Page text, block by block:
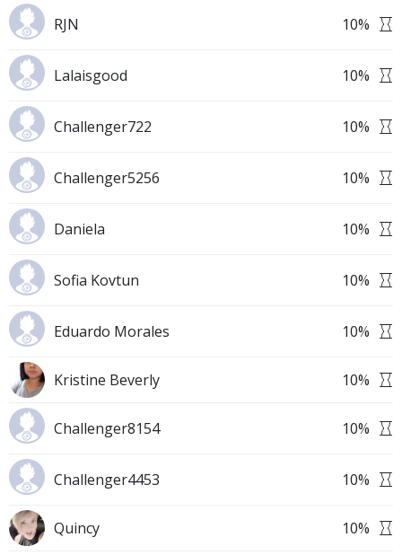
RJN 10%
Lalaisgood 10%
Challenger722 10%
Challenger5256 10%
Daniela 10%
Sofia Kovtun 10%
Eduardo Morales 10%
Kristine Beverly 10%
Challenger8154 10%
Challenger4453 10%
Quincy 10%